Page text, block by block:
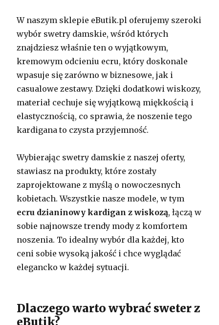
W naszym sklepie eButik.pl oferujemy szeroki
wybór swetry damskie, wśród których
znajdziesz właśnie ten o wyjątkowym,
kremowym odcieniu ecru, który doskonale
wpasuje się zarówno w biznesowe, jak i
casualowe zestawy. Dzięki dodatkowi wiskozy,
materiał cechuje się wyjątkową miękkością i
elastycznością, co sprawia, że noszenie tego
kardigana to czysta przyjemność.
Wybierając swetry damskie z naszej oferty,
stawiasz na produkty, które zostały
zaprojektowane z myślą o nowoczesnych
kobietach. Wszystkie nasze modele, w tym
ecru dzianinowy kardigan z wiskozą, łączą w
sobie najnowsze trendy mody z komfortem
noszenia. To idealny wybór dla każdej, kto
ceni sobie wysoką jakość i chce wyglądać
elegancko w każdej sytuacji.
Dlaczego warto wybrać sweter z
eButik?